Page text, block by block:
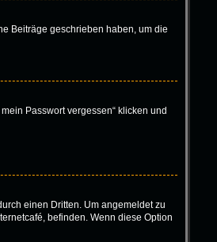
Beiträge geschrieben haben, um die
Passwort vergessen“ klicken und
einen Dritten. Um angemeldet zu
befinden. Wenn diese Option